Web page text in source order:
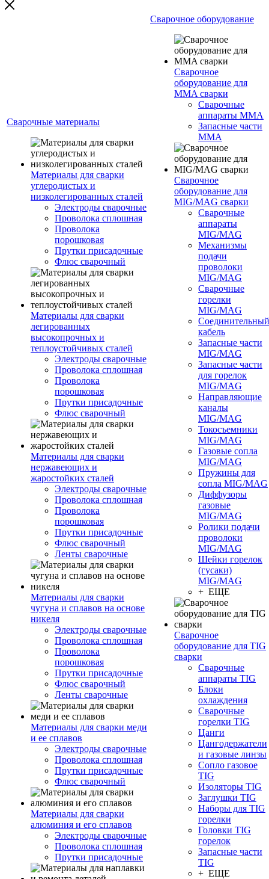
Сварочные материалы
Материалы для сварки
углеродистых и
низколегированных сталей
Электроды сварочные
Проволока сплошная
Проволока
порошковая
Прутки присадочные
Флюс сварочный
Материалы для сварки
легированных
высокопрочных и
теплоустойчивых сталей
Электроды сварочные
Проволока сплошная
Проволока
порошковая
Прутки присадочные
Флюс сварочный
Материалы для сварки
нержавеющих и
жаростойких сталей
Электроды сварочные
Проволока сплошная
Проволока
порошковая
Прутки присадочные
Флюс сварочный
Ленты сварочные
Материалы для сварки
чугуна и сплавов на основе
никеля
Электроды сварочные
Проволока сплошная
Проволока
порошковая
Прутки присадочные
Флюс сварочный
Ленты сварочные
Материалы для сварки меди
и ее сплавов
Электроды сварочные
Проволока сплошная
Прутки присадочные
Флюс сварочный
Материалы для сварки
алюминия и его сплавов
Электроды сварочные
Проволока сплошная
Прутки присадочные
Сварочное оборудование
Сварочное
оборудование для
MMA сварки
Сварочные
аппараты MMA
Запасные части
MMA
Сварочное
оборудование для
MIG/MAG сварки
Сварочные
аппараты
MIG/MAG
Механизмы
подачи
проволоки
MIG/MAG
Сварочные
горелки
MIG/MAG
Соединительный
кабель
Запасные части
MIG/MAG
Запасные части
для горелок
MIG/MAG
Направляющие
каналы
MIG/MAG
Токосъемники
MIG/MAG
Газовые сопла
MIG/MAG
Пружины для
сопла MIG/MAG
Диффузоры
газовые
MIG/MAG
Ролики подачи
проволоки
MIG/MAG
Шейки горелок
(гусаки)
MIG/MAG
+ ЕЩЕ
Сварочное
оборудование для TIG
сварки
Сварочные
аппараты TIG
Блоки
охлаждения
Сварочные
горелки TIG
Цанги
Цангодержатели
и газовые линзы
Сопло газовое
TIG
Изоляторы TIG
Заглушки TIG
Наборы для TIG
горелки
Головки TIG
горелок
Запасные части
TIG
+ ЕЩЕ